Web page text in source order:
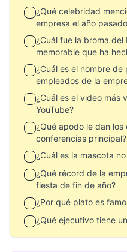
¿Qué celebridad
empresa el año
¿Cuál fue la broma
memorable que ha
¿Cuál es el nombre
empleados de la
¿Cuál es el video más
YouTube?
¿Qué apodo le dan
conferencias principal?
¿Cuál es la mascota
¿Qué récord de la
fiesta de fin de año?
¿Por qué plato es
¿Qué ejecutivo tiene